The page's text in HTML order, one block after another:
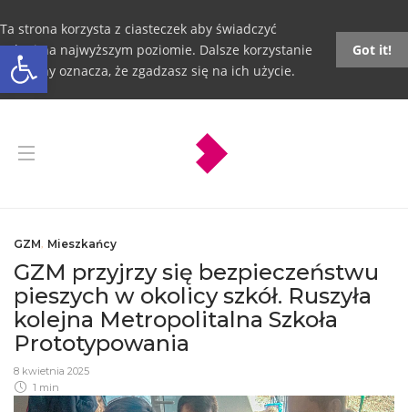
Otwórz pasek narzędzi
Ta strona korzysta z ciasteczek aby świadczyć
usługi na najwyższym poziomie. Dalsze korzystanie
ze strony oznacza, że zgadzasz się na ich użycie.
Got it!
GZM, Mieszkańcy
GZM przyjrzy się bezpieczeństwu
pieszych w okolicy szkół. Ruszyła
kolejna Metropolitalna Szkoła
Prototypowania
8 kwietnia 2025
1 min